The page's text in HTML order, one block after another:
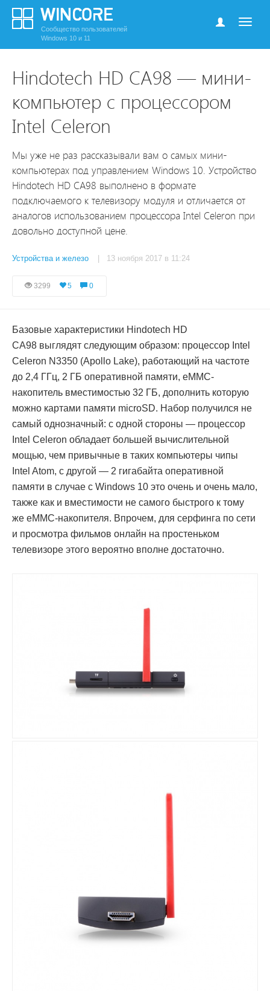
Сообщество пользователей
Windows 10 и 11
Hindotech HD CA98 — мини-
компьютер с процессором
Intel Celeron
Мы уже не раз рассказывали вам о самых мини-
компьютерах под управлением Windows 10. Устройство
Hindotech HD CA98 выполнено в формате
подключаемого к телевизору модуля и отличается от
аналогов использованием процессора Intel Celeron при
довольно доступной цене.
Устройства и железо | 13 ноября 2017 в 11:24
3299 5 0
Базовые характеристики Hindotech HD
CA98 выглядят следующим образом: процессор Intel
Celeron N3350 (Apollo Lake), работающий на частоте
до 2,4 ГГц, 2 ГБ оперативной памяти, eMMC-
накопитель вместимостью 32 ГБ, дополнить которую
можно картами памяти microSD. Набор получился не
самый однозначный: с одной стороны — процессор
Intel Celeron обладает большей вычислительной
мощью, чем привычные в таких компьютеры чипы
Intel Atom, с другой — 2 гигабайта оперативной
памяти в случае с Windows 10 это очень и очень мало,
также как и вместимости не самого быстрого к тому
же eMMC-накопителя. Впрочем, для серфинга по сети
и просмотра фильмов онлайн на простеньком
телевизоре этого вероятно вполне достаточно.